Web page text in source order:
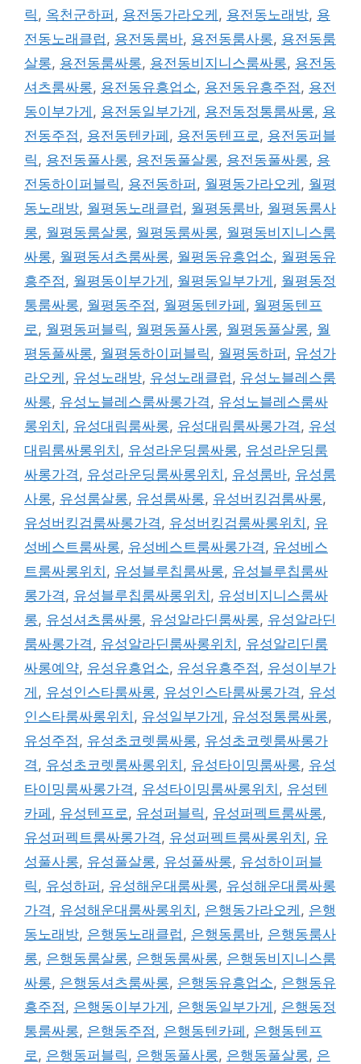
릭 , 옥천군하퍼 , 용전동가라오케 , 용전동노래방, 용
전동노래클럽 , 용전동룸바, 용전동룸사롱, 용전동룸
살롱, 용전동룸싸롱, 용전동비지니스룸싸롱, 용전동
셔츠룸싸롱, 용전동유흥업소, 용전동유흥주점 , 용전
동이부가게 , 용전동일부가게 , 용전동정통룸싸롱, 용
전동주점 , 용전동텐카페 , 용전동텐프로 , 용전동퍼블
릭 , 용전동풀사롱, 용전동풀살롱, 용전동풀싸롱, 용
전동하이퍼블릭 , 용전동하퍼 , 월평동가라오케 , 월평
동노래방, 월평동노래클럽 , 월평동룸바, 월평동룸사
롱, 월평동룸살롱, 월평동룸싸롱, 월평동비지니스룸
싸롱, 월평동셔츠룸싸롱, 월평동유흥업소, 월평동유
흥주점 , 월평동이부가게 , 월평동일부가게 , 월평동정
통룸싸롱, 월평동주점 , 월평동텐카페 , 월평동텐프
로 , 월평동퍼블릭 , 월평동풀사롱, 월평동풀살롱, 월
평동풀싸롱, 월평동하이퍼블릭 , 월평동하퍼 , 유성가
라오케 , 유성노래방, 유성노래클럽 , 유성노블레스룸
싸롱, 유성노블레스룸싸롱가격 , 유성노블레스룸싸
롱위치 , 유성대림룸싸롱, 유성대림룸싸롱가격 , 유성
대림룸싸롱위치 , 유성라운딩룸싸롱, 유성라운딩룸
싸롱가격 , 유성라운딩룸싸롱위치 , 유성룸바, 유성룸
사롱, 유성룸살롱, 유성룸싸롱, 유성버킹검룸싸롱,
유성버킹검룸싸롱가격 , 유성버킹검룸싸롱위치 , 유
성베스트룸싸롱, 유성베스트룸싸롱가격 , 유성베스
트룸싸롱위치 , 유성블루칩룸싸롱, 유성블루칩룸싸
롱가격 , 유성블루칩룸싸롱위치 , 유성비지니스룸싸
롱, 유성셔츠룸싸롱, 유성알라딘룸싸롱, 유성알라딘
룸싸롱가격 , 유성알라딘룸싸롱위치 , 유성알리딘룸
싸롱예약, 유성유흥업소, 유성유흥주점 , 유성이부가
게 , 유성인스타룸싸롱, 유성인스타룸싸롱가격 , 유성
인스타룸싸롱위치 , 유성일부가게 , 유성정통룸싸롱,
유성주점 , 유성초코렛룸싸롱, 유성초코렛룸싸롱가
격 , 유성초코렛룸싸롱위치 , 유성타이밍룸싸롱, 유성
타이밍룸싸롱가격 , 유성타이밍룸싸롱위치 , 유성텐
카페 , 유성텐프로 , 유성퍼블릭 , 유성퍼펙트룸싸롱,
유성퍼펙트룸싸롱가격 , 유성퍼펙트룸싸롱위치 , 유
성풀사롱, 유성풀살롱, 유성풀싸롱, 유성하이퍼블
릭 , 유성하퍼 , 유성해운대룸싸롱, 유성해운대룸싸롱
가격 , 유성해운대룸싸롱위치 , 은행동가라오케 , 은행
동노래방, 은행동노래클럽 , 은행동룸바, 은행동룸사
롱, 은행동룸살롱, 은행동룸싸롱, 은행동비지니스룸
싸롱, 은행동셔츠룸싸롱, 은행동유흥업소, 은행동유
흥주점 , 은행동이부가게 , 은행동일부가게 , 은행동정
통룸싸롱, 은행동주점 , 은행동텐카페 , 은행동텐프
로 , 은행동퍼블릭 , 은행동풀사롱, 은행동풀살롱, 은